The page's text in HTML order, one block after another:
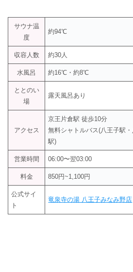
サウナ温
度
約94℃
収容人数 約30人
水風呂 約16℃・約8℃
ととのい
場
露天風呂あり
アクセス
京王片倉駅 徒歩10分
無料シャトルバス(八王子駅
駅)
営業時間 06:00〜翌03:00
料金 850円~1,100円
公式サイ
ト
竜泉寺の湯 八王子みなみ野店